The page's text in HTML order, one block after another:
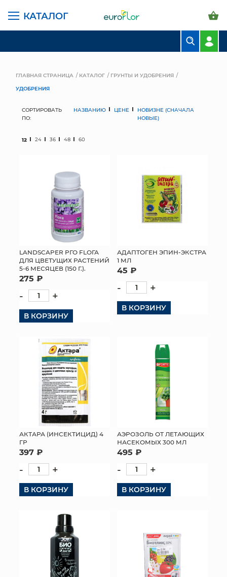
КАТАЛОГ
СВАДЕБНАЯ ФЛОРИСТИКА
ГРУНТЫ И УДОБРЕНИЯ
ПРЕДМЕТЫ ИНТЕРЬЕРА
КОРЗИНЫ
ЯЩИКИ
СУНДУКИ
ПАКЕТЫ И СУМКИ
ПОДАРОЧНЫЕ КАРТЫ
ТОРГОВЫЙ ЦЕНТР
ОПТОВЫМ КЛИЕНТАМ
КОНТАКТЫ
ГЛАВНАЯ СТРАНИЦА КАТАЛОГ
ГРУНТЫ И УДОБРЕНИЯ
УДОБРЕНИЯ
СОРТИРОВАТЬ
ПО:
НАЗВАНИЮ ЦЕНЕ
НОВИЗНЕ (СНАЧАЛА
НОВЫЕ)
12 24 36 48 60
LANDSCAPER РГО FLОГА
ДЛЯ ЦВЕТУЩИХ РАСТЕНИЙ
5-6 МЕСЯЦЕВ (150 Г.).
275 ₽
- +
В КОРЗИНУ
АДАПТОГЕН ЭПИН-ЭКСТРА
1 МЛ
45 ₽
- +
В КОРЗИНУ
АКТАРА (ИНСЕКТИЦИД) 4
ГР
397 ₽
- +
В КОРЗИНУ
АЭРОЗОЛЬ ОТ ЛЕТАЮЩИХ
НАСЕКОМЫХ 300 МЛ
495 ₽
- +
В КОРЗИНУ